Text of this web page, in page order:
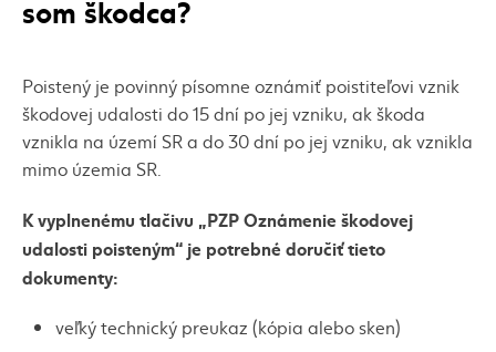
som škodca?
Poistený je povinný písomne oznámiť poistiteľovi vznik
škodovej udalosti do 15 dní po jej vzniku, ak škoda
vznikla na území SR a do 30 dní po jej vzniku, ak vznikla
mimo územia SR.
K vyplnenému tlačivu „PZP Oznámenie škodovej
udalosti poisteným“ je potrebné doručiť tieto
dokumenty:
veľký technický preukaz (kópia alebo sken)